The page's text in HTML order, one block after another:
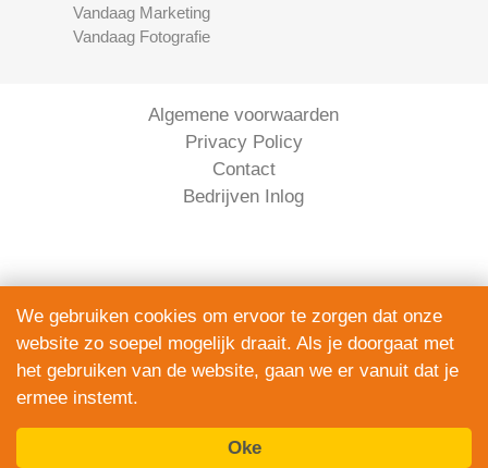
Vandaag Marketing
Vandaag Fotografie
Algemene voorwaarden
Privacy Policy
Contact
Bedrijven Inlog
Serviceright Koeriers is onderdeel van
The Right Service B.V. | KVK 90914872
alle rechten voorbehouden.
We gebruiken cookies om ervoor te zorgen dat onze
website zo soepel mogelijk draait. Als je doorgaat met
het gebruiken van de website, gaan we er vanuit dat je
ermee instemt.
Oke